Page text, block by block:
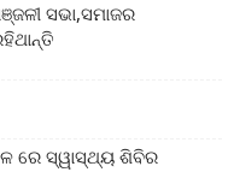
ସଭା,ସମାଜର
ରେ ସ୍ୱାସ୍ଥ୍ୟ ଶିବିର